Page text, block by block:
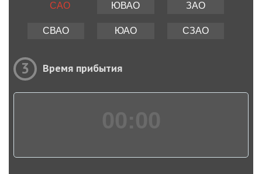
САО ЮВАО ЗАО
СВАО ЮАО СЗАО
3 Время прибытия